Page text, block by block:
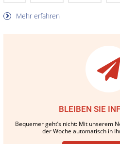
Mehr erfahren
BLEIBEN SIE
Bequemer geht’s nicht: Mit unserem
der Woche automatisch in